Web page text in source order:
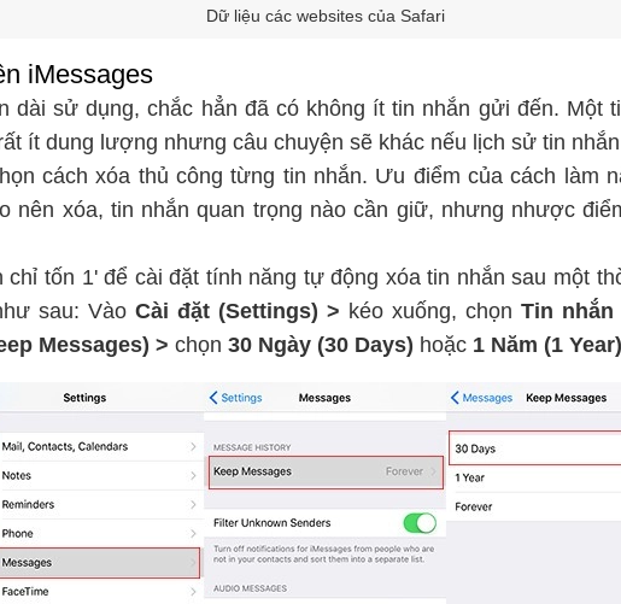
Dữ liệu các websites của Safari
iMessages
dài sử dụng, chắc hẳn đã có không ít tin nhắn gửi đến. Một
ít dung lượng nhưng câu chuyện sẽ khác nếu lịch sử tin
cách xóa thủ công từng tin nhắn. Ưu điểm của cách làm
nên xóa, tin nhắn quan trọng nào cần giữ, nhưng nhược
chỉ tốn 1' để cài đặt tính năng tự động xóa tin nhắn sau một
sau: VàoCài đặt (Settings) > kéo xuống, chọn Tin nhắn
Messages) > chọn30 Ngày (30 Days) hoặc 1 Năm (1 Year)